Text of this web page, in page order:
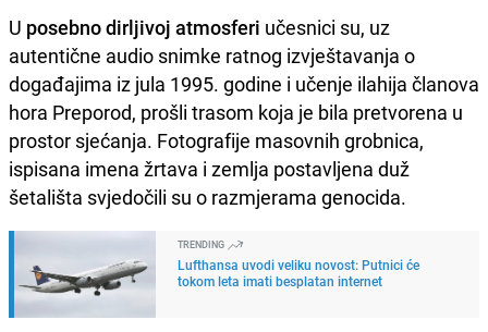
U posebno dirljivoj atmosferi učesnici su, uz
autentične audio snimke ratnog izvještavanja o
događajima iz jula 1995. godine i učenje ilahija članova
hora Preporod, prošli trasom koja je bila pretvorena u
prostor sjećanja. Fotografije masovnih grobnica,
ispisana imena žrtava i zemlja postavljena duž
šetališta svjedočili su o razmjerama genocida.
TRENDING
Lufthansa uvodi veliku novost: Putnici će
tokom leta imati besplatan internet